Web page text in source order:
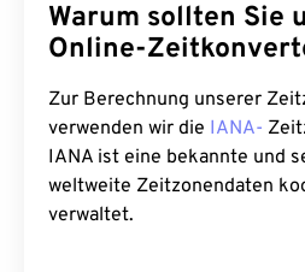
Warum sollten Sie
Online-
Zur Berechnung unserer
verwenden wir die IANA-
IANA ist eine bekannte und
weltweite Zeitzonendaten
verwaltet.